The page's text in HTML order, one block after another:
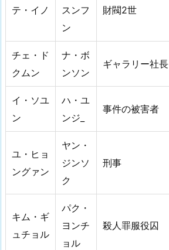
テ・イノ
スンフ
ン
財閥2世
チェ・ド
クムン
ナ・ボ
ンソン
ギャラリー社長
イ・ソユ
ン
ハ・ユ
ンジ_
事件の被害者
ユ・ヒョ
ングァン
ヤン・
ジンソ
ク
刑事
キム・ギ
ュチョル
パク・
ヨンチ
ョル
殺人罪服役囚